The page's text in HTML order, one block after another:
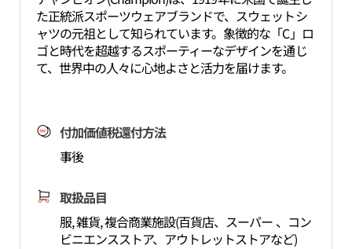
た正統派スポーツウェアブランドで、スウェットシ
ャツの元祖として知られています。象徴的な「C」ロ
ゴと時代を超越するスポーティーなデザインを通じ
て、世界中の人々に心地よさと活力を届けます。
付加価値税還付方法
事後
取扱品目
服, 雑貨, 複合商業施設(百貨店、スーパー 、コン
ビニエンスストア、アウトレットストアなど)